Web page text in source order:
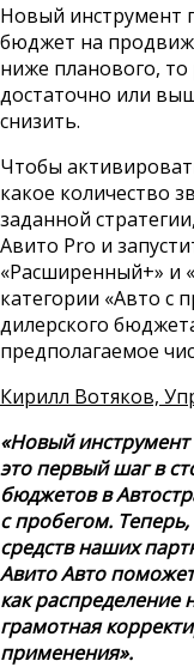
Новый инструмент
бюджет на
ниже планового,
достаточно или
снизить.
Чтобы
какое количество
заданной
Авито Pro и
«Расширенный+» и
категории «Авто с
дилерского
предполагаемое
Кирилл Вотяков,
«Новый
это первый шаг в
бюджетов в
с пробегом.
средств наших
Авито Авто
как распределение
грамотная
применения».